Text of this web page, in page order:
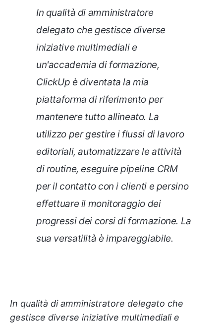
In qualità di amministratore
delegato che gestisce diverse
iniziative multimediali e
un'accademia di formazione,
ClickUp è diventata la mia
piattaforma di riferimento per
mantenere tutto allineato. La
utilizzo per gestire i flussi di lavoro
editoriali, automatizzare le attività
di routine, eseguire pipeline CRM
per il contatto con i clienti e persino
effettuare il monitoraggio dei
progressi dei corsi di formazione. La
sua versatilità è impareggiabile.
In qualità di amministratore delegato che
gestisce diverse iniziative multimediali e